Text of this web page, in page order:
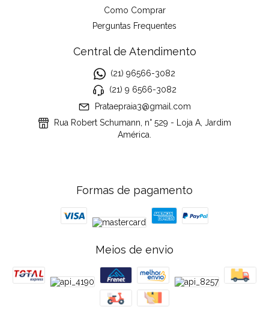
Como Comprar
Perguntas Frequentes
Central de Atendimento
(21) 96566-3082
(21) 9 6566-3082
Prataepraia3@gmail.com
Rua Robert Schumann, n° 529 - Loja A, Jardim
América.
Formas de pagamento
Meios de envio